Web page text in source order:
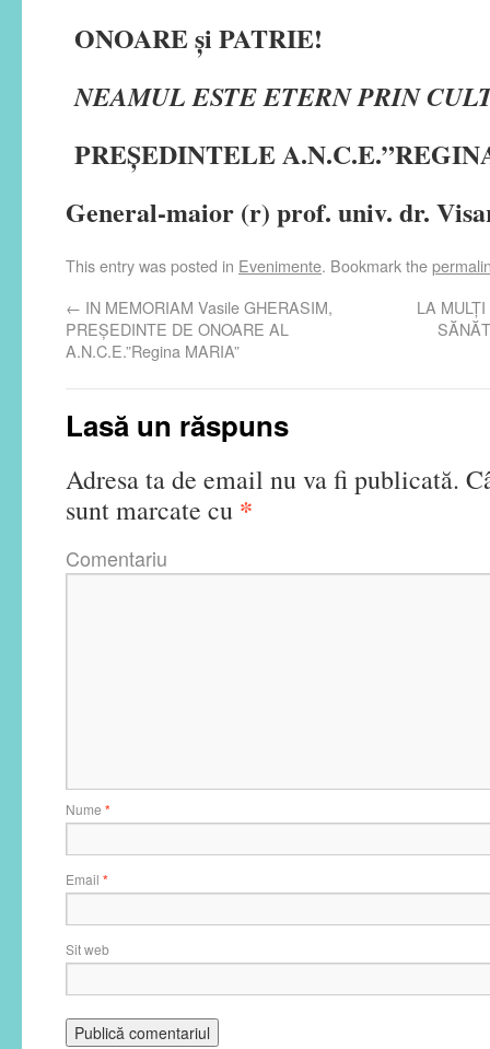
ONOARE și PATRIE!
NEAMUL ESTE ETERN PRIN
PREȘEDINTELE
General-maior (r) prof. univ. dr.
This entry was posted in Evenimente. Bookmark the
← IN MEMORIAM Vasile GHERASIM,
PREȘEDINTE DE ONOARE AL
A.N.C.E.”Regina MARIA”
LA
Lasă un răspuns
Adresa ta de email nu va fi publicată.
sunt marcate cu *
Comentariu
Nume *
Email *
Sit web